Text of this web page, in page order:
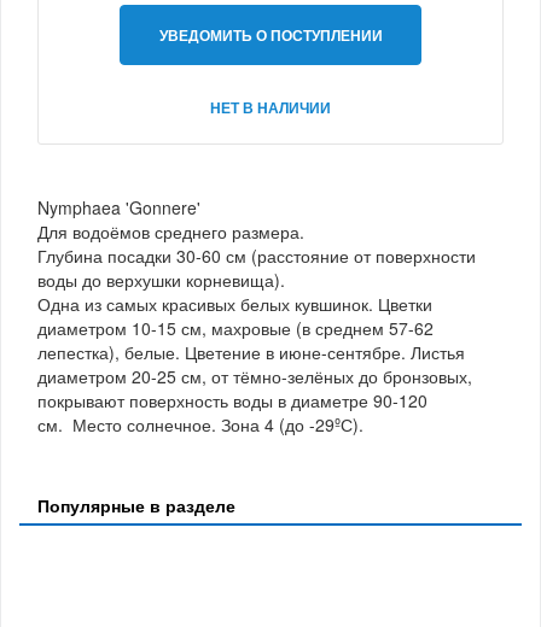
УВЕДОМИТЬ О ПОСТУПЛЕНИИ
НЕТ В НАЛИЧИИ
Nymphaea 'Gonnere'
Для водоёмов среднего размера.
Глубина посадки 30-60 см (расстояние от поверхности
воды до верхушки корневища).
Одна из самых красивых белых кувшинок. Цветки
диаметром 10-15 см, махровые (в среднем 57-62
лепестка), белые. Цветение в июне-сентябре. Листья
диаметром 20-25 см, от тёмно-зелёных до бронзовых,
покрывают поверхность воды в диаметре 90-120
см. Место солнечное. Зона 4 (до -29ºС).
Популярные в разделе